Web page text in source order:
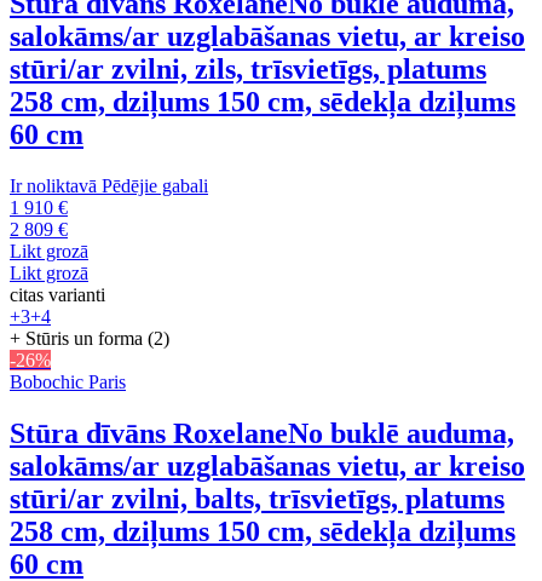
salokāms/ar uzglabāšanas vietu, ar kreiso
stūri/ar zvilni, zils, trīsvietīgs, platums
258 cm, dziļums 150 cm, sēdekļa dziļums
60 cm
Ir noliktavā Pēdējie gabali
1 910 €
2 809 €
Likt grozā
Likt grozā
citas varianti
+3+4
+ Stūris un forma (2)
-26%
Bobochic Paris
Stūra dīvāns RoxelaneNo buklē auduma,
salokāms/ar uzglabāšanas vietu, ar kreiso
stūri/ar zvilni, balts, trīsvietīgs, platums
258 cm, dziļums 150 cm, sēdekļa dziļums
60 cm